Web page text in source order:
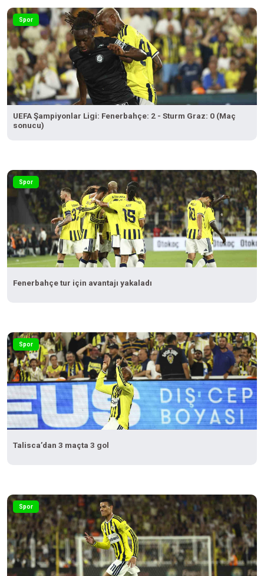
Spor
UEFA Şampiyonlar Ligi: Fenerbahçe: 2 - Sturm Graz: 0 (Maç
sonucu)
Spor
Fenerbahçe tur için avantajı yakaladı
Spor
Talisca’dan 3 maçta 3 gol
Spor